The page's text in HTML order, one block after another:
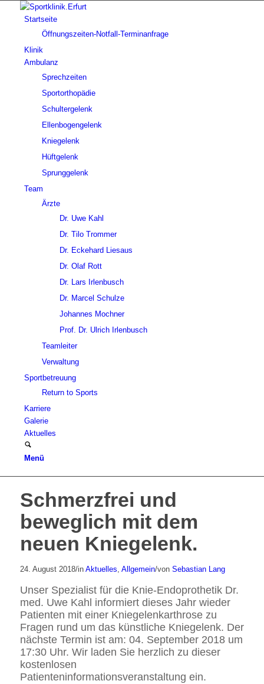
Startseite
Öffnungszeiten-Notfall-Terminanfrage
Klinik
Ambulanz
Sprechzeiten
Sportorthopädie
Schultergelenk
Ellenbogengelenk
Kniegelenk
Hüftgelenk
Sprunggelenk
Team
Ärzte
Dr. Uwe Kahl
Dr. Tilo Trommer
Dr. Eckehard Liesaus
Dr. Olaf Rott
Dr. Lars Irlenbusch
Dr. Marcel Schulze
Johannes Mochner
Prof. Dr. Ulrich Irlenbusch
Teamleiter
Verwaltung
Sportbetreuung
Return to Sports
Karriere
Galerie
Aktuelles
Menü
Schmerzfrei und
beweglich mit dem
neuen Kniegelenk.
24. August 2018/in Aktuelles, Allgemein/von Sebastian Lang
Unser Spezialist für die Knie-Endoprothetik Dr.
med. Uwe Kahl informiert dieses Jahr wieder
Patienten mit einer Kniegelenkarthrose zu
Fragen rund um das künstliche Kniegelenk. Der
nächste Termin ist am: 04. September 2018 um
17:30 Uhr. Wir laden Sie herzlich zu dieser
kostenlosen
Patienteninformationsveranstaltung ein.